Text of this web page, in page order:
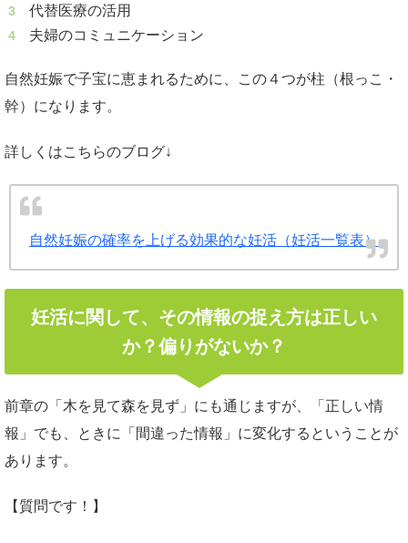
代替医療の活用
夫婦のコミュニケーション
自然妊娠で子宝に恵まれるために、この４つが柱（根っこ・
幹）になります。
詳しくはこちらのブログ↓
自然妊娠の確率を上げる効果的な妊活（妊活一覧表）
妊活に関して、その情報の捉え方は正しい
か？偏りがないか？
前章の「木を見て森を見ず」にも通じますが、「正しい情
報」でも、ときに「間違った情報」に変化するということが
あります。
【質問です！】